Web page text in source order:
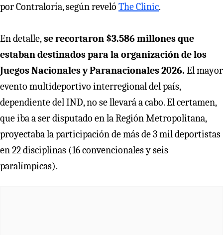
por Contraloría, según reveló The Clinic.
En detalle,se recortaron $3.586 millones que
estaban destinados para la organización de los
Juegos Nacionales y Paranacionales 2026. El mayor
evento multideportivo interregional del país,
dependiente del IND, no se llevará a cabo. El certamen,
que iba a ser disputado en la Región Metropolitana,
proyectaba la participación de más de 3 mil deportistas
en 22 disciplinas (16 convencionales y seis
paralímpicas).